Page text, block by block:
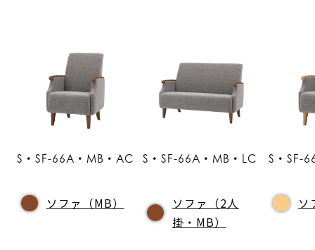
S・SF-66A・MB・AC
ソファ（MB）
S・SF-66A・MB・LC
ソファ（2人
掛・MB）
S・SF-
ソ